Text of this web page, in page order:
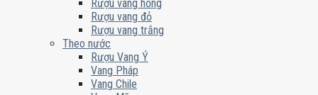
Rượu vang hồng
Rượu vang đỏ
Rượu vang trắng
Theo nước
Rượu Vang Ý
Vang Pháp
Vang Chile